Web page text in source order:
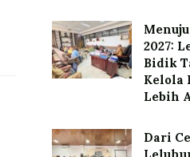
2027:
Bidik
Kelola
Lebih
Dari